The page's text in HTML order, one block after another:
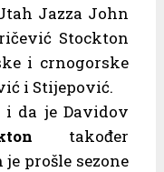
Jazza John
Stockton
i crnogorske
i Stijepović.
i da je Davidov
također
prošle sezone